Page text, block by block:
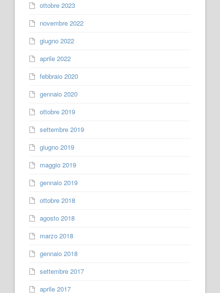
ottobre 2023
novembre 2022
giugno 2022
aprile 2022
febbraio 2020
gennaio 2020
ottobre 2019
settembre 2019
giugno 2019
maggio 2019
gennaio 2019
ottobre 2018
agosto 2018
marzo 2018
gennaio 2018
settembre 2017
aprile 2017